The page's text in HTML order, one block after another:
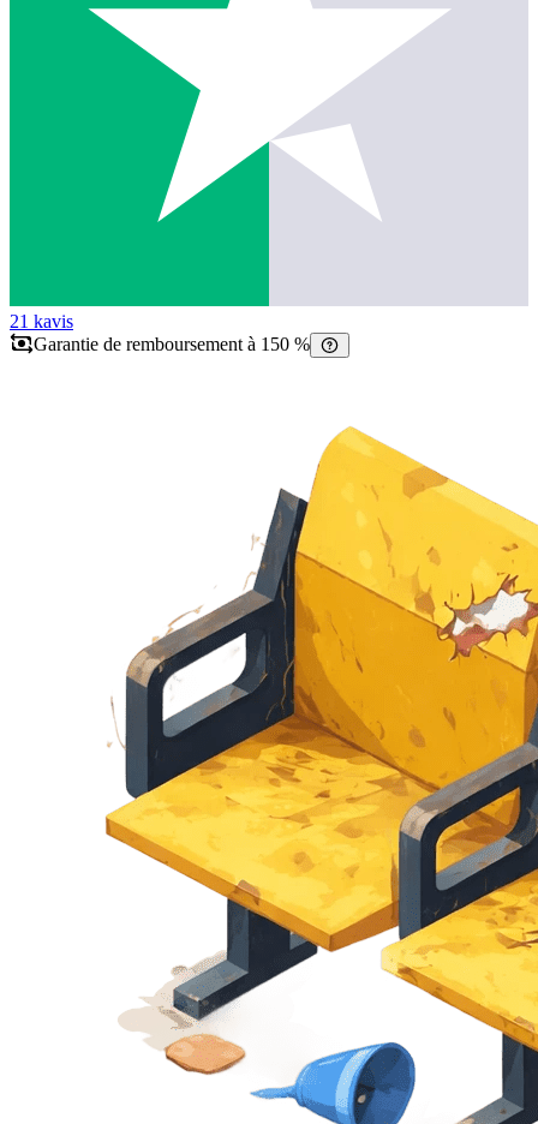
21 kavis
Garantie de remboursement à 150 %